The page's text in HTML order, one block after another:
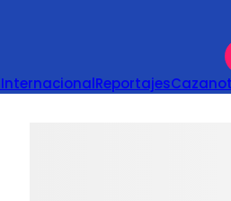
InternacionalReportajes